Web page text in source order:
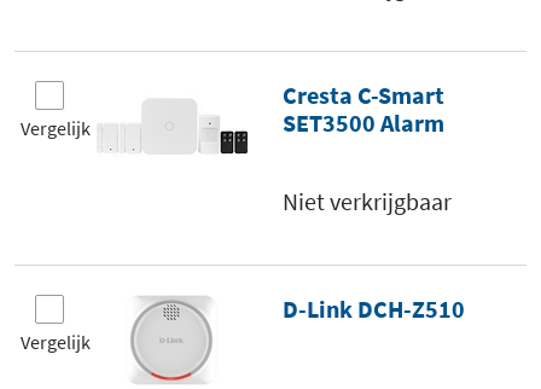
Vergelijk
Cresta C-Smart
SET3500 Alarm
Niet verkrijgbaar
Vergelijk
D-Link DCH-Z510